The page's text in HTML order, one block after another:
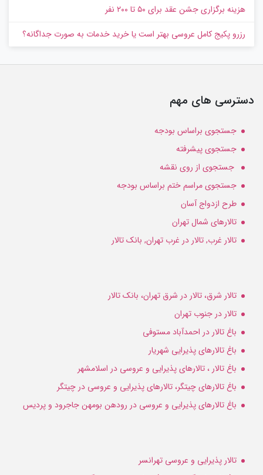
هزینه برگزاری جشن عقد برای ۵۰ تا ۲۰۰ نفر
رزرو پکیج کامل عروسی بهتر است یا خرید خدمات به‌ صورت جداگانه؟
دسترسی های مهم
جستجوی براساس بودجه
جستجوی پیشرفته
جستجوی از روی نقشه
جستجوی مراسم ختم براساس بودجه
طرح ازدواج آسان
تالارهای شمال تهران
تالار غرب, تالار در غرب تهران, بانک تالار
تالار شرق، تالار در شرق تهران، بانک تالار
تالار در جنوب تهران
باغ تالار در احمدآباد مستوفی
باغ تالارهای پذیرایی شهریار
باغ تالار ، تالارهای پذیرایی و عروسی در اسلامشهر
باغ تالارهای چیتگر، تالارهای پذیرایی و عروسی در چیتگر
باغ تالارهای پذیرایی و عروسی در رودهن بومهن جاجرود و پردیس
تالار پذیرایی و عروسی تهرانسر